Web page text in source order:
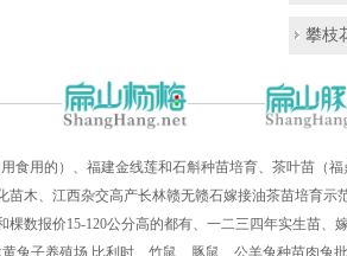
攀枝
用食用的）、福建金线莲和石斛种苗培育、茶叶苗（
木、江西杂交高产长林赣无赣石嫁接油茶苗培育示
数报价15-120公分高的都有、一二三四年实生苗、
兔子养殖场,比利时、竹鼠、豚鼠、公羊兔种苗肉兔批